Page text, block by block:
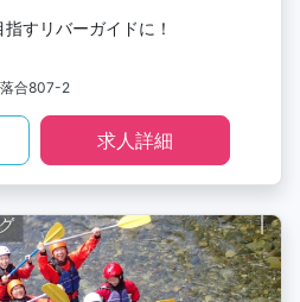
すリバーガイドに！
合807-2
求人詳細